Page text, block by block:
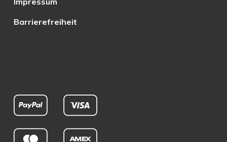
Barrierefreiheit